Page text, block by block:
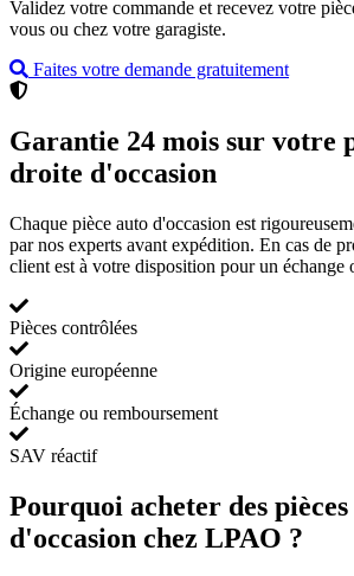
Validez votre commande et recevez votre
vous ou chez votre garagiste.
Faites votre demande gratuitement
Garantie 24 mois sur votre
droite d'occasion
Chaque pièce auto d'occasion est
par nos experts avant expédition. En cas de
client est à votre disposition pour un échange
Pièces contrôlées
Origine européenne
Échange ou remboursement
SAV réactif
Pourquoi acheter des
d'occasion chez LPAO ?